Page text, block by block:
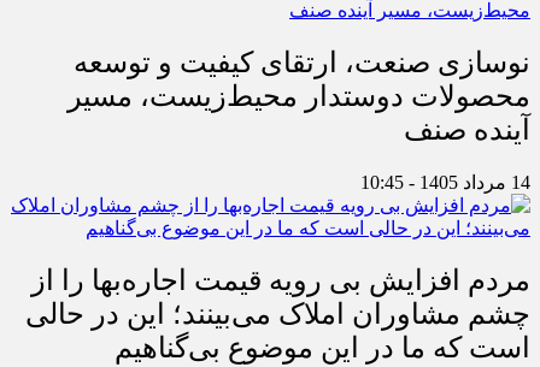
نوسازی صنعت، ارتقای کیفیت و توسعه
محصولات دوستدار محیط‌زیست، مسیر
آینده صنف
14 مرداد 1405 - 10:45
مردم افزایش بی رویه قیمت اجاره‌بها را از
چشم مشاوران املاک می‌بینند؛ این در حالی
است که ما در این موضوع بی‌گناهیم